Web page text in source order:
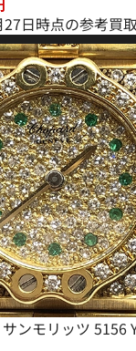
日時点の参考買
ンモリッツ 5156